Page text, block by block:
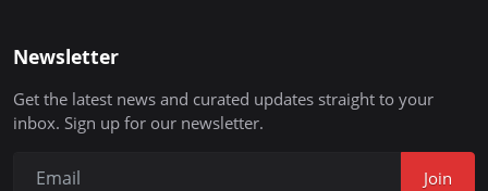
Newsletter
Get the latest news and curated updates straight to your
inbox. Sign up for our newsletter.
Join